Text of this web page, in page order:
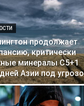
продолжает
критически
минералы C5+1
Азии под